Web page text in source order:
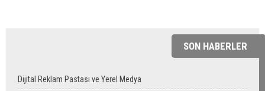
SON HABERLER
Dijital Reklam Pastası ve Yerel Medya